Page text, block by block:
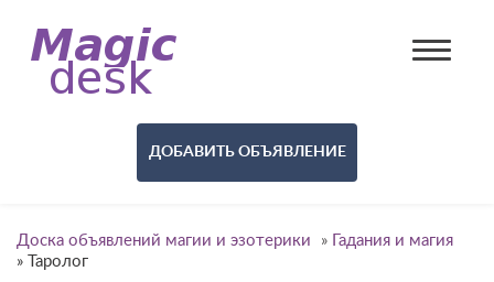
ДОБАВИТЬ ОБЪЯВЛЕНИЕ
Доска объявлений магии и эзотерики »
Гадания и магия
»
Таролог